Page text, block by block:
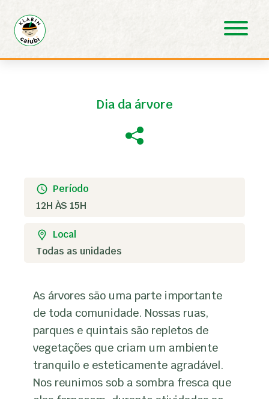
Dia da árvore
Período
12H ÀS 15H
Local
Todas as unidades
As árvores são uma parte importante
de toda comunidade. Nossas ruas,
parques e quintais são repletos de
vegetações que criam um ambiente
tranquilo e esteticamente agradável.
Nos reunimos sob a sombra fresca que